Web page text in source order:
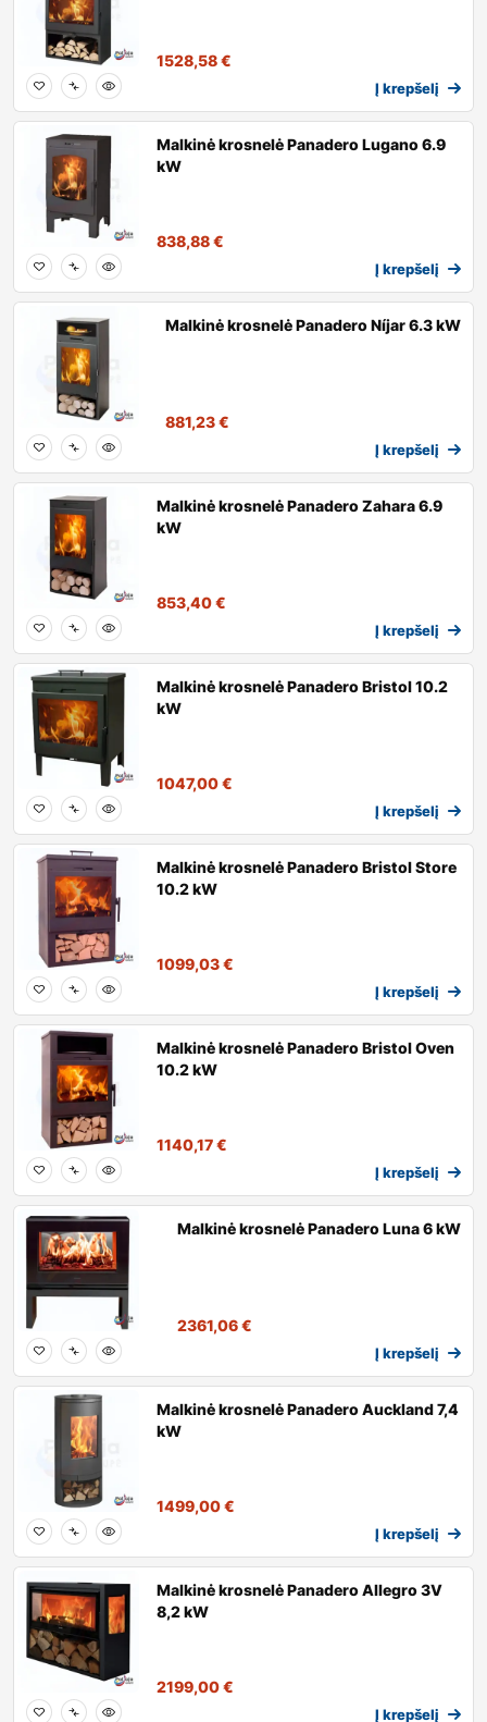
1528,58€
Į krepšelį
Malkinė krosnelė Panadero Lugano 6.9
kW
838,88€
Į krepšelį
Malkinė krosnelė Panadero Níjar 6.3 kW
881,23€
Į krepšelį
Malkinė krosnelė Panadero Zahara 6.9
kW
853,40€
Į krepšelį
Malkinė krosnelė Panadero Bristol 10.2
kW
1047,00€
Į krepšelį
Malkinė krosnelė Panadero Bristol Store
10.2 kW
1099,03€
Į krepšelį
Malkinė krosnelė Panadero Bristol Oven
10.2 kW
1140,17€
Į krepšelį
Malkinė krosnelė Panadero Luna 6 kW
2361,06€
Į krepšelį
Malkinė krosnelė Panadero Auckland 7,4
kW
1499,00€
Į krepšelį
Malkinė krosnelė Panadero Allegro 3V
8,2 kW
2199,00€
Į krepšelį